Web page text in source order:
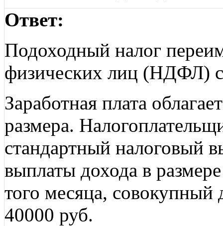
Ответ:
Подоходный налог
физических лиц (НДФЛ) с
Заработная плата
размера.
стандартный налоговый
выплаты дохода в
того месяца, совокупный
40000 руб.